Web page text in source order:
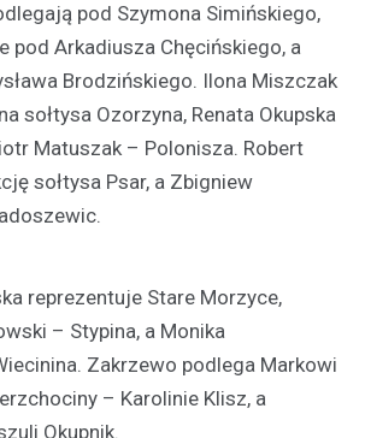
pod Szymona Simińskiego,
pod Arkadiusza Chęcińskiego, a
Brodzińskiego. Ilona Miszczak
sołtysa Ozorzyna, Renata Okupska
Matuszak – Polonisza. Robert
sołtysa Psar, a Zbigniew
reprezentuje Stare Morzyce,
– Stypina, a Monika
Zakrzewo podlega Markowi
– Karolinie Klisz, a
Okupnik.